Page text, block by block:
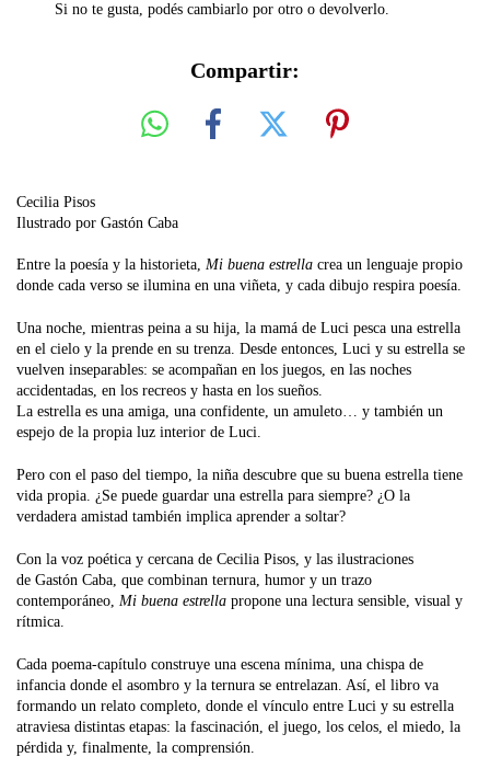
Si no te gusta, podés cambiarlo por otro o devolverlo.
Compartir:
Cecilia Pisos
Ilustrado por Gastón Caba
Entre la poesía y la historieta, Mi buena estrella crea un lenguaje propio
donde cada verso se ilumina en una viñeta, y cada dibujo respira poesía.
Una noche, mientras peina a su hija, la mamá de Luci pesca una estrella
en el cielo y la prende en su trenza. Desde entonces, Luci y su estrella se
vuelven inseparables: se acompañan en los juegos, en las noches
accidentadas, en los recreos y hasta en los sueños.
La estrella es una amiga, una confidente, un amuleto… y también un
espejo de la propia luz interior de Luci.
Pero con el paso del tiempo, la niña descubre que su buena estrella tiene
vida propia. ¿Se puede guardar una estrella para siempre? ¿O la
verdadera amistad también implica aprender a soltar?
Con la voz poética y cercana de Cecilia Pisos, y las ilustraciones
de Gastón Caba, que combinan ternura, humor y un trazo
contemporáneo, Mi buena estrella propone una lectura sensible, visual y
rítmica.
Cada poema-capítulo construye una escena mínima, una chispa de
infancia donde el asombro y la ternura se entrelazan. Así, el libro va
formando un relato completo, donde el vínculo entre Luci y su estrella
atraviesa distintas etapas: la fascinación, el juego, los celos, el miedo, la
pérdida y, finalmente, la comprensión.